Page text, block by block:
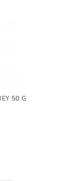
50 G